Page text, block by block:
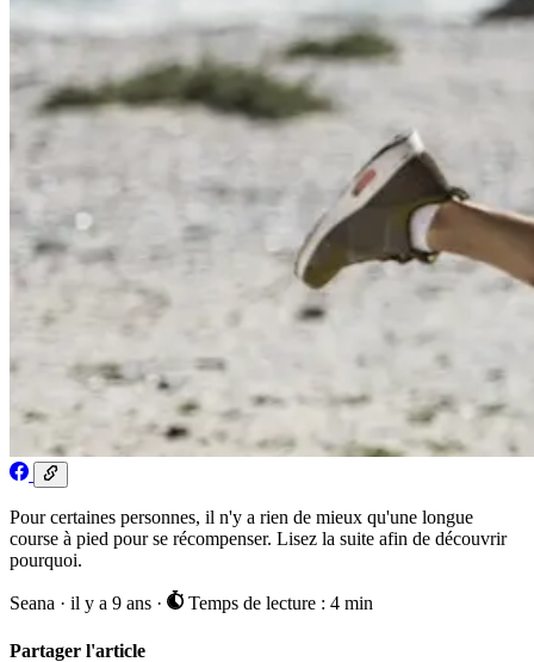
Pour certaines personnes, il n'y a rien de mieux qu'une longue
course à pied pour se récompenser. Lisez la suite afin de découvrir
pourquoi.
Seana · il y a 9 ans · Temps de lecture : 4 min
Partager l'article